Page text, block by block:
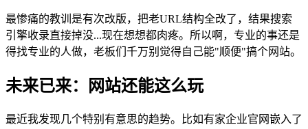
最惨痛的教训是有次改版，把老URL结构全改了，结果搜索
引擎收录直接掉没...现在想想都肉疼。所以啊，专业的事还是
得找专业的人做，老板们千万别觉得自己能"顺便"搞个网站。
未来已来：网站还能这么玩
最近我发现几个特别有意思的趋势。比如有家企业官网嵌入了